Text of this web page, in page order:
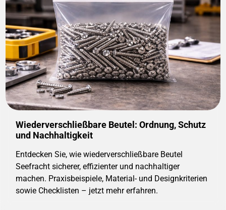
Wiederverschließbare Beutel: Ordnung, Schutz
und Nachhaltigkeit
Entdecken Sie, wie wiederverschließbare Beutel
Seefracht sicherer, effizienter und nachhaltiger
machen. Praxisbeispiele, Material- und Designkriterien
sowie Checklisten – jetzt mehr erfahren.